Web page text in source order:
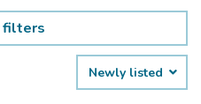
filters
Newly listed